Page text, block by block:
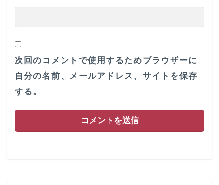
次回のコメントで使用するためブラウザーに
自分の名前、メールアドレス、サイトを保存
する。